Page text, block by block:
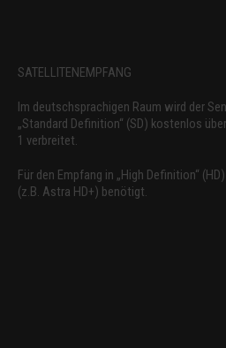
SATELLITENEMPFANG
Im deutschsprachigen Raum wird der
„Standard Definition“ (SD) kostenlos
1 verbreitet.
Für den Empfang in „High Definition“
(z.B. Astra HD+) benötigt.